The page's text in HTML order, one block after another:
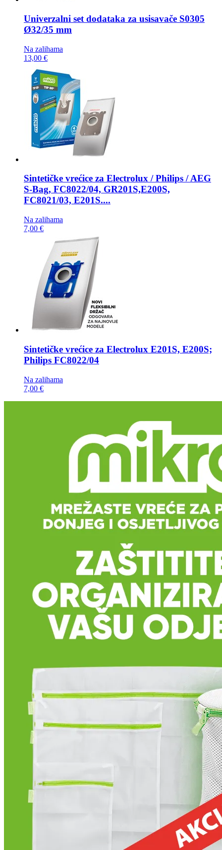
Univerzalni set dodataka za usisavače S0305
Ø32/35 mm
Na zalihama
13,00 €
Sintetičke vrećice za Electrolux / Philips / AEG
S-Bag, FC8022/04, GR201S,E200S,
FC8021/03, E201S....
Na zalihama
7,00 €
Sintetičke vrećice za Electrolux E201S, E200S;
Philips FC8022/04
Na zalihama
7,00 €